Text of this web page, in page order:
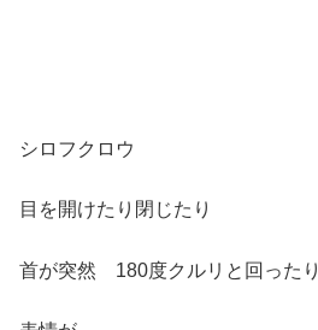
シロフクロウ
目を開けたり閉じたり
首が突然 180度クルリと回ったり